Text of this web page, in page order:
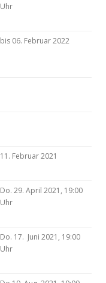
Uhr
bis 06. Februar 2022
11. Februar 2021
Do. 29. April 2021, 19:00
Uhr
Do. 17. Juni 2021, 19:00
Uhr